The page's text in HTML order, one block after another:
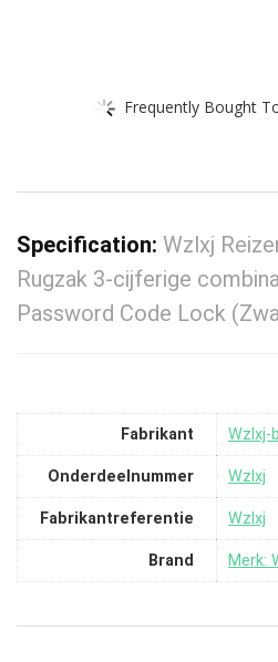
Frequently Bought
Specification: Wzlxj
Rugzak 3-cijferige
Password Code Lock
Fabrikant ‎Wzlxj-
Onderdeelnummer ‎Wzlxj
Fabrikantreferentie ‎Wzlxj
Brand Merk: